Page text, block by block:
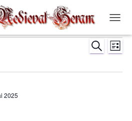
LA
et
LISTE
2025